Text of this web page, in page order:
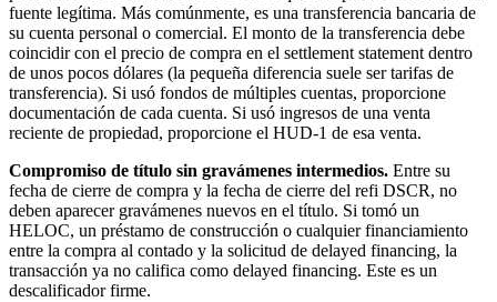
fuente legítima. Más comúnmente, es una transferencia bancaria de
su cuenta personal o comercial. El monto de la transferencia debe
coincidir con el precio de compra en el settlement statement dentro
de unos pocos dólares (la pequeña diferencia suele ser tarifas de
transferencia). Si usó fondos de múltiples cuentas, proporcione
documentación de cada cuenta. Si usó ingresos de una venta
reciente de propiedad, proporcione el HUD-1 de esa venta.
Compromiso de título sin gravámenes intermedios. Entre su
fecha de cierre de compra y la fecha de cierre del refi DSCR, no
deben aparecer gravámenes nuevos en el título. Si tomó un
HELOC, un préstamo de construcción o cualquier financiamiento
entre la compra al contado y la solicitud de delayed financing, la
transacción ya no califica como delayed financing. Este es un
descalificador firme.